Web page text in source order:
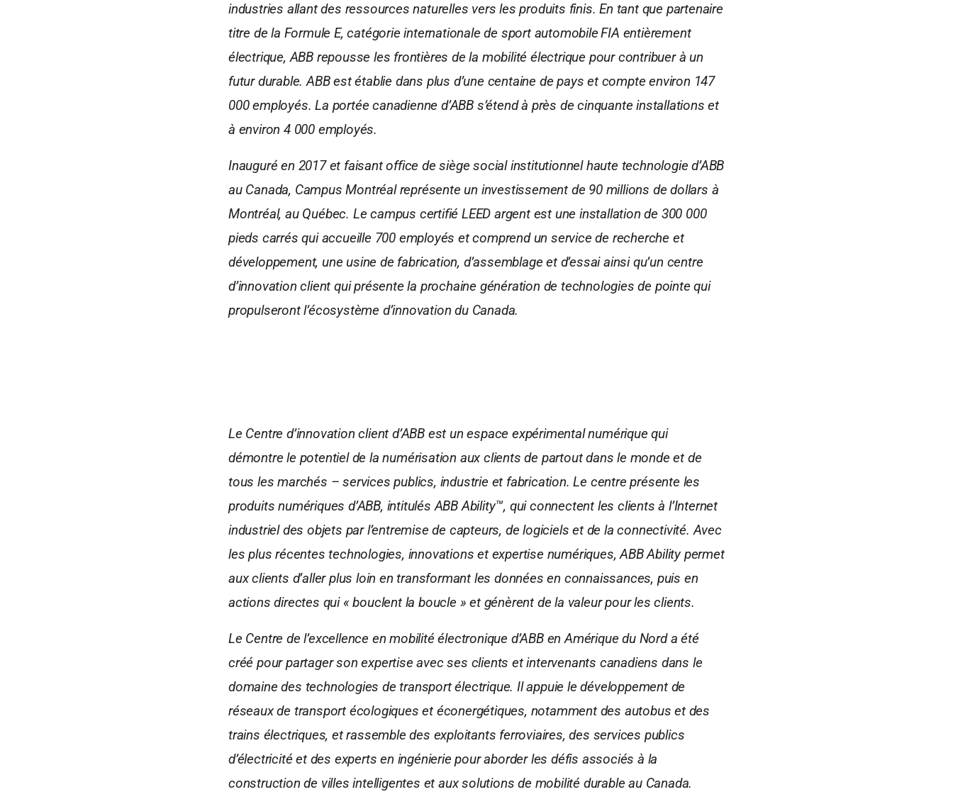
industries allant des ressources naturelles vers les produits finis. En tant que partenaire
titre de la Formule E, catégorie internationale de sport automobile FIA entièrement
électrique, ABB repousse les frontières de la mobilité électrique pour contribuer à un
futur durable. ABB est établie dans plus d’une centaine de pays et compte environ 147
000 employés. La portée canadienne d’ABB s’étend à près de cinquante installations et
à environ 4 000 employés.
Inauguré en 2017 et faisant office de siège social institutionnel haute technologie d’ABB
au Canada, Campus Montréal représente un investissement de 90 millions de dollars à
Montréal, au Québec. Le campus certifié LEED argent est une installation de 300 000
pieds carrés qui accueille 700 employés et comprend un service de recherche et
développement, une usine de fabrication, d’assemblage et d’essai ainsi qu’un centre
d’innovation client qui présente la prochaine génération de technologies de pointe qui
propulseront l’écosystème d’innovation du Canada.
Le Centre d’innovation client d’ABB est un espace expérimental numérique qui
démontre le potentiel de la numérisation aux clients de partout dans le monde et de
tous les marchés – services publics, industrie et fabrication. Le centre présente les
produits numériques d’ABB, intitulés ABB Ability™, qui connectent les clients à l’Internet
industriel des objets par l’entremise de capteurs, de logiciels et de la connectivité. Avec
les plus récentes technologies, innovations et expertise numériques, ABB Ability permet
aux clients d’aller plus loin en transformant les données en connaissances, puis en
actions directes qui « bouclent la boucle » et génèrent de la valeur pour les clients.
Le Centre de l’excellence en mobilité électronique d’ABB en Amérique du Nord a été
créé pour partager son expertise avec ses clients et intervenants canadiens dans le
domaine des technologies de transport électrique. Il appuie le développement de
réseaux de transport écologiques et éconergétiques, notamment des autobus et des
trains électriques, et rassemble des exploitants ferroviaires, des services publics
d’électricité et des experts en ingénierie pour aborder les défis associés à la
construction de villes intelligentes et aux solutions de mobilité durable au Canada.